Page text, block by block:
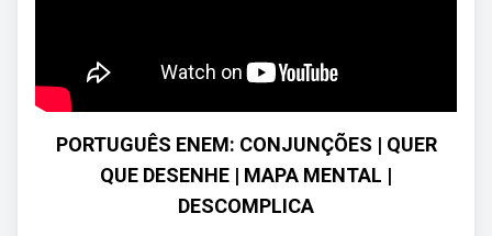
PORTUGUÊS ENEM: CONJUNÇÕES | QUER
QUE DESENHE | MAPA MENTAL |
DESCOMPLICA